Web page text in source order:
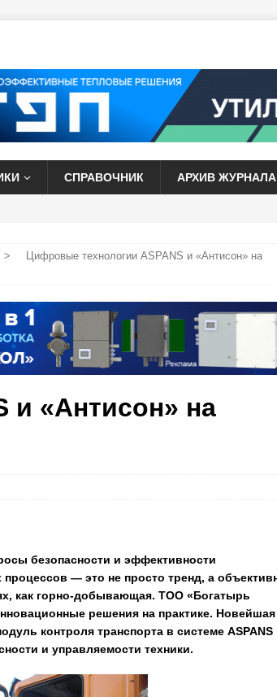
СПРАВОЧНИК АРХИВ ЖУРНАЛА
>
Цифровые технологии ASPANS и «Антисон» на
и «Антисон» на
безопасности и эффективности
— это не просто тренд, а
как горно-добывающая. ТОО «Богатырь
решения на практике. Новейшая
контроля транспорта в системе ASPANS
и управляемости техники.